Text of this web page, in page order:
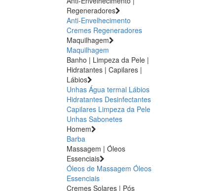
Regeneradores
Anti-Envelhecimento
Cremes Regeneradores
Maquilhagem
Maquilhagem
Banho | Limpeza da Pele |
Hidratantes | Capilares |
Lábios
Unhas Água termal Lábios
Hidratantes Desinfectantes
Capilares Limpeza da Pele
Unhas Sabonetes
Homem
Barba
Massagem | Óleos
Essenciais
Óleos de Massagem Óleos
Essenciais
Cremes Solares | Pós